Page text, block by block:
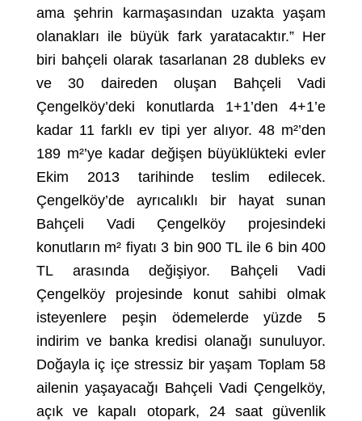
ama şehrin karmaşasından uzakta yaşam
olanakları ile büyük fark yaratacaktır.” Her
biri bahçeli olarak tasarlanan 28 dubleks ev
ve 30 daireden oluşan Bahçeli Vadi
Çengelköy’deki konutlarda 1+1’den 4+1’e
kadar 11 farklı ev tipi yer alıyor. 48 m²’den
189 m²’ye kadar değişen büyüklükteki evler
Ekim 2013 tarihinde teslim edilecek.
Çengelköy’de ayrıcalıklı bir hayat sunan
Bahçeli Vadi Çengelköy projesindeki
konutların m² fiyatı 3 bin 900 TL ile 6 bin 400
TL arasında değişiyor. Bahçeli Vadi
Çengelköy projesinde konut sahibi olmak
isteyenlere peşin ödemelerde yüzde 5
indirim ve banka kredisi olanağı sunuluyor.
Doğayla iç içe stressiz bir yaşam Toplam 58
ailenin yaşayacağı Bahçeli Vadi Çengelköy,
açık ve kapalı otopark, 24 saat güvenlik